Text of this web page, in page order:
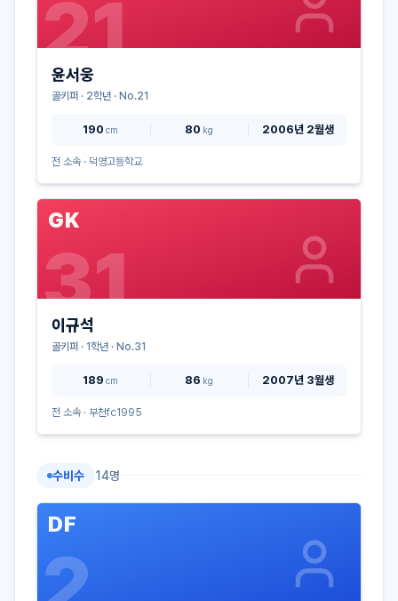
21
윤서웅
골키퍼 · 2학년 · No.21
190 cm 80 kg 2006년 2월생
전 소속 · 덕영고등학교
GK
31
이규석
골키퍼 · 1학년 · No.31
189 cm 86 kg 2007년 3월생
전 소속 · 부천fc1995
수비수 14명
DF